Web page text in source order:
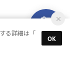
る詳細は「
OK